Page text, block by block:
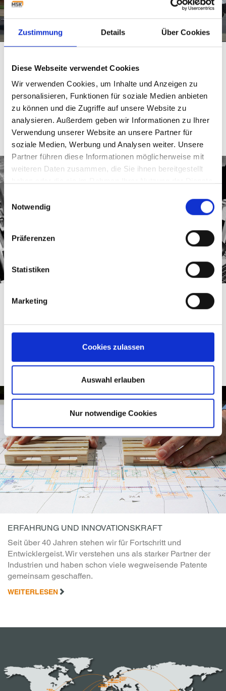
Zustimmung Details Über Cookies
Diese Webseite verwendet Cookies
Wir verwenden Cookies, um Inhalte und Anzeigen zu
personalisieren, Funktionen für soziale Medien anbieten
zu können und die Zugriffe auf unsere Website zu
analysieren. Außerdem geben wir Informationen zu Ihrer
Verwendung unserer Website an unsere Partner für
soziale Medien, Werbung und Analysen weiter. Unsere
Partner führen diese Informationen möglicherweise mit
weiteren Daten zusammen, die Sie ihnen bereitgestellt
Einwilligungsauswahl
Notwendig
Präferenzen
Statistiken
Marketing
Cookies zulassen
Auswahl erlauben
Nur notwendige Cookies
Der MSK Service ist rund um die Uhr für Sie da. Er umfasst
alles, um die Produktivität einer MSK Anlage zu sichern
und zu steigern. Es stehen Ihnen mehr als 50 Ingenieure,
Techniker und Spezialisten zur Verfügung.
WEITERLESEN
MSK EMSY
Die Bediensoftware MSK EMSY ermöglicht eine intuitive
Maschinenbedienung ohne umfangreiche Vorkenntnisse
mittels 3D Animationen und Bildern.
ERFAHRUNG UND INNOVATIONSKRAFT
Seit über 40 Jahren stehen wir für Fortschritt und
Entwicklergeist. Wir verstehen uns als starker Partner der
Industrien und haben schon viele wegweisende Patente
gemeinsam geschaffen.
WEITERLESEN